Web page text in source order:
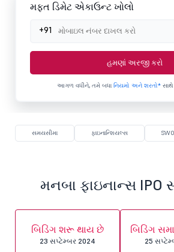
મફત ડિમેટ એકાઉન્ટ ખોલો
+91
હમણાં અરજી કરો
આગળ વધીને, તમે બધા નિયમો અને શરતો*
સમયસીમા ફાઇનાન્શિયલ્સ
મનબા ફાઇનાન્સ IPO
બિડિંગ શરૂ થાય છે
23 સપ્ટેમ્બર 2024
બિડિંગ
25